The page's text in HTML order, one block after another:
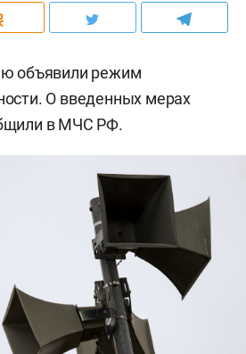
объявили режим
О введенных мерах
в МЧС РФ.